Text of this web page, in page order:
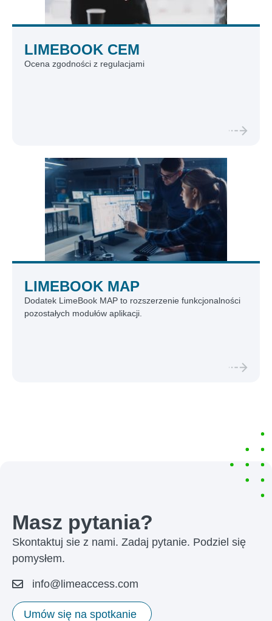
LIMEBOOK CEM
Ocena zgodności z regulacjami
LIMEBOOK MAP
Dodatek LimeBook MAP to rozszerzenie funkcjonalności
pozostałych modułów aplikacji.
Masz pytania?
Skontaktuj sie z nami. Zadaj pytanie. Podziel się
pomysłem.
info@limeaccess.com
Umów się na spotkanie